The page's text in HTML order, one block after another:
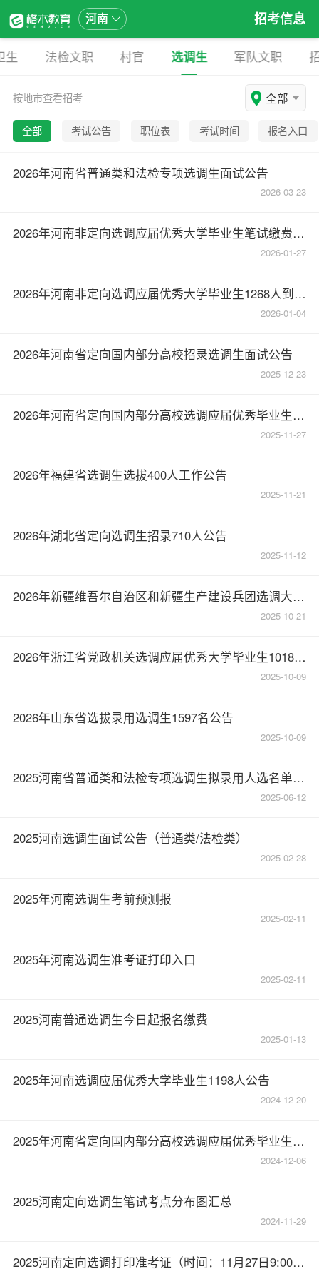
河南 招考信息
生 法检文职 村官 选调生 军队文职
按地市查看招考 全部
全部 考试公告 职位表 考试时间 报名入口
2026年河南省普通类和法检专项选调生面试公告
2026-03-23
2026年河南非定向选调应届优秀大学毕业生笔试缴费提醒（1月27日10:00至1月30日18:00）
2026-01-27
2026年河南非定向选调应届优秀大学毕业生1268人到基层工作的通知
2026-01-04
2026年河南省定向国内部分高校招录选调生面试公告
2025-12-23
2026年河南省定向国内部分高校选调应届优秀毕业生406人公告
2025-11-27
2026年福建省选调生选拔400人工作公告
2025-11-21
2026年湖北省定向选调生招录710人公告
2025-11-12
2026年新疆维吾尔自治区和新疆生产建设兵团选调大学毕业生1239名公告
2025-10-21
2026年浙江省党政机关选调应届优秀大学毕业生1018名公告
2025-10-09
2026年山东省选拔录用选调生1597名公告
2025-10-09
2025河南省普通类和法检专项选调生拟录用人选名单的公示
2025-06-12
2025河南选调生面试公告（普通类/法检类）
2025-02-28
2025年河南选调生考前预测报
2025-02-11
2025年河南选调生准考证打印入口
2025-02-11
2025河南普通选调生今日起报名缴费
2025-01-13
2025年河南选调应届优秀大学毕业生1198人公告
2024-12-20
2025年河南省定向国内部分高校选调应届优秀毕业生面试公告
2024-12-06
2025河南定向选调生笔试考点分布图汇总
2024-11-29
2025河南定向选调打印准考证（时间：11月27日9:00-11月30日9:00）